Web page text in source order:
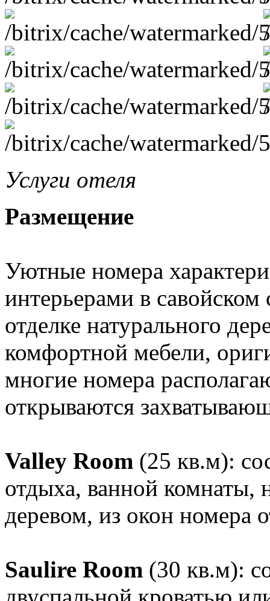
Услуги отеля
Размещение
Уютные номера
интерьерами в савойском
отделке натурального
комфортной мебели,
многие номера
открываются
Valley Room (25 кв.м):
отдыха, ванной комнаты,
деревом, из окон номера
Saulire Room (30 кв.м):